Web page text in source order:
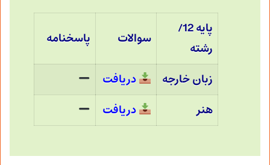
پایه 12/
رشته
سوالات پاسخنامه
زبان خارجه
دریافت
هنر
دریافت